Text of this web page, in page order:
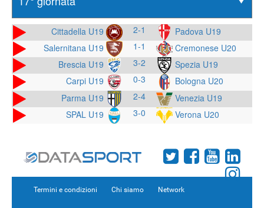
Cittadella U19 2-1
Padova U19
Salernitana U19
1-1
Cremonese U20
Brescia U19
3-2
Spezia U19
Carpi U19
0-3
Bologna U20
Parma U19
2-4
Venezia U19
SPAL U19
3-0 Verona U20
Termini e condizioni Chi siamo Network